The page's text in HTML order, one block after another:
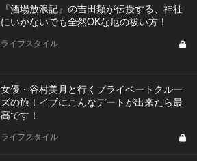
『酒場放浪記』の吉田類が伝授する、神社
にいかないでも全然OKな厄の祓い方！
ライフスタイル
女優・谷村美月と行くプライベートクルー
ズの旅！イブにこんなデートが出来たら最
高です！
ライフスタイル